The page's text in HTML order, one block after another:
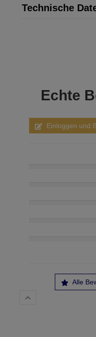
Technische
Echte
Einloggen und
Alle